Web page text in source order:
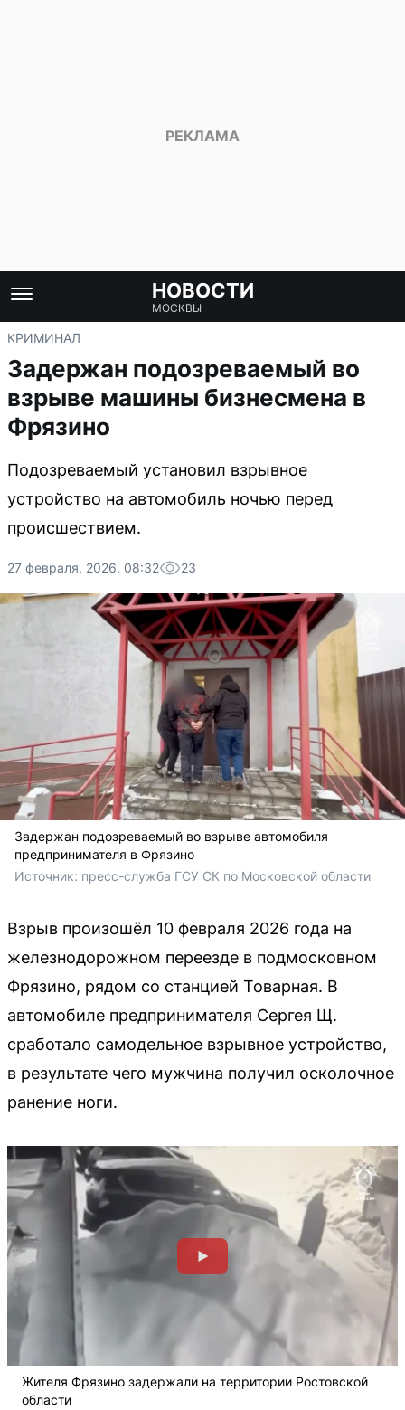
НОВОСТИ
МОСКВЫ
КРИМИНАЛ
Задержан подозреваемый во
взрыве машины бизнесмена в
Фрязино
Подозреваемый установил взрывное
устройство на автомобиль ночью перед
происшествием.
27 февраля, 2026, 08:32 23
Задержан подозреваемый во взрыве автомобиля
предпринимателя в Фрязино
Источник: пресс-служба ГСУ СК по Московской области
Взрыв произошёл 10 февраля 2026 года на
железнодорожном переезде в подмосковном
Фрязино, рядом со станцией Товарная. В
автомобиле предпринимателя Сергея Щ.
сработало самодельное взрывное устройство,
в результате чего мужчина получил осколочное
ранение ноги.
Жителя Фрязино задержали на территории Ростовской
области